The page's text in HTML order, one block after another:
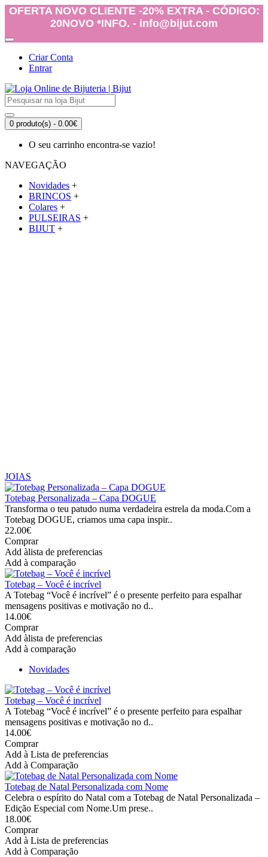
OFERTA NOVO CLIENTE -20% EXTRA - CÓDIGO:
20NOVO *INFO. - info@bijut.com
Criar Conta
Entrar
0 produto(s) - 0.00€
O seu carrinho encontra-se vazio!
NAVEGAÇÃO
Novidades +
BRINCOS +
Colares +
PULSEIRAS +
BIJUT +
JOIAS
Totebag Personalizada – Capa DOGUE
Transforma o teu patudo numa verdadeira estrela da moda.Com a
Totebag DOGUE, criamos uma capa inspir..
22.00€
Comprar
Add àlista de preferencias
Add à comparação
Totebag – Você é incrível
A Totebag “Você é incrível” é o presente perfeito para espalhar
mensagens positivas e motivação no d..
14.00€
Comprar
Add àlista de preferencias
Add à comparação
Novidades
Totebag – Você é incrível
A Totebag “Você é incrível” é o presente perfeito para espalhar
mensagens positivas e motivação no d..
14.00€
Comprar
Add à Lista de preferencias
Add à Comparação
Totebag de Natal Personalizada com Nome
Celebra o espírito do Natal com a Totebag de Natal Personalizada –
Edição Especial com Nome.Um prese..
18.00€
Comprar
Add à Lista de preferencias
Add à Comparação